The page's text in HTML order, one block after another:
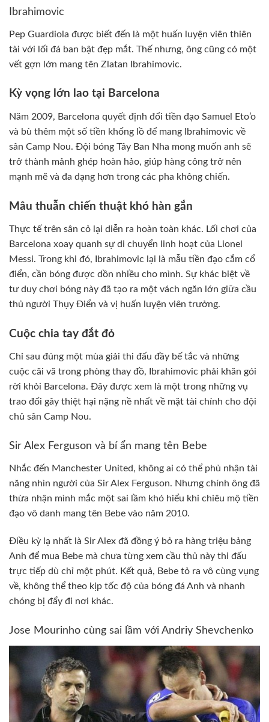
Ibrahimovic
Pep Guardiola được biết đến là một huấn luyện viên thiên
tài với lối đá ban bật đẹp mắt. Thế nhưng, ông cũng có một
vết gợn lớn mang tên Zlatan Ibrahimovic.
Kỳ vọng lớn lao tại Barcelona
Năm 2009, Barcelona quyết định đổi tiền đạo Samuel Eto’o
và bù thêm một số tiền khổng lồ để mang Ibrahimovic về
sân Camp Nou. Đội bóng Tây Ban Nha mong muốn anh sẽ
trở thành mảnh ghép hoàn hảo, giúp hàng công trở nên
mạnh mẽ và đa dạng hơn trong các pha không chiến.
Mâu thuẫn chiến thuật khó hàn gắn
Thực tế trên sân cỏ lại diễn ra hoàn toàn khác. Lối chơi của
Barcelona xoay quanh sự di chuyển linh hoạt của Lionel
Messi. Trong khi đó, Ibrahimovic lại là mẫu tiền đạo cắm cổ
điển, cần bóng được dồn nhiều cho mình. Sự khác biệt về
tư duy chơi bóng này đã tạo ra một vách ngăn lớn giữa cầu
thủ người Thụy Điển và vị huấn luyện viên trưởng.
Cuộc chia tay đắt đỏ
Chỉ sau đúng một mùa giải thi đấu đầy bế tắc và những
cuộc cãi vã trong phòng thay đồ, Ibrahimovic phải khăn gói
rời khỏi Barcelona. Đây được xem là một trong những vụ
trao đổi gây thiệt hại nặng nề nhất về mặt tài chính cho đội
chủ sân Camp Nou.
Sir Alex Ferguson và bí ẩn mang tên Bebe
Nhắc đến Manchester United, không ai có thể phủ nhận tài
năng nhìn người của Sir Alex Ferguson. Nhưng chính ông đã
thừa nhận mình mắc một sai lầm khó hiểu khi chiêu mộ tiền
đạo vô danh mang tên Bebe vào năm 2010.
Điều kỳ lạ nhất là Sir Alex đã đồng ý bỏ ra hàng triệu bảng
Anh để mua Bebe mà chưa từng xem cầu thủ này thi đấu
trực tiếp dù chỉ một phút. Kết quả, Bebe tỏ ra vô cùng vụng
về, không thể theo kịp tốc độ của bóng đá Anh và nhanh
chóng bị đẩy đi nơi khác.
Jose Mourinho cùng sai lầm với Andriy Shevchenko